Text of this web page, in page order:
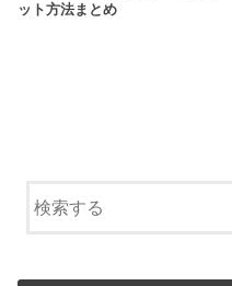
ット方法まとめ